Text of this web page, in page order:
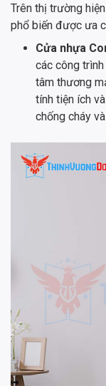
Trên thị trường
phổ biến được ưa
Cửa nhựa
các công
tâm thương
tính tiện ích
chống cháy